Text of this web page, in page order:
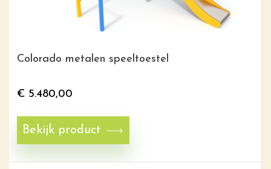
Colorado metalen speeltoestel
€ 5.480,00
Bekijk product